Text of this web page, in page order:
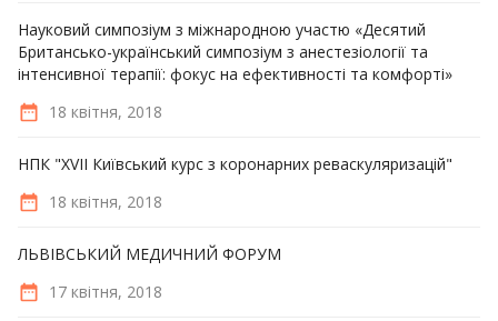
Науковий симпозіум з міжнародною участю «Десятий
Британсько-український симпозіум з анестезіології та
інтенсивної терапії: фокус на ефективності та комфорті»
18 квітня, 2018
НПК "XVII Київський курс з коронарних реваскуляризацій"
18 квітня, 2018
ЛЬВІВСЬКИЙ МЕДИЧНИЙ ФОРУМ
17 квітня, 2018